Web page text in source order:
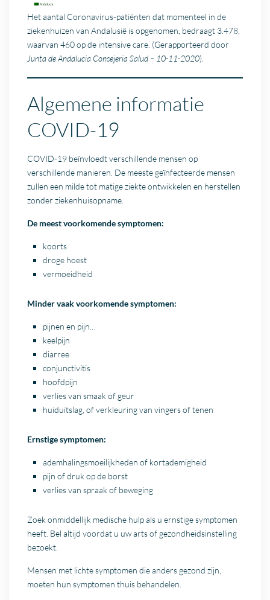
Het aantal Coronavirus-patiënten dat momenteel in de
ziekenhuizen van Andalusië is opgenomen, bedraagt 3.478,
waarvan 460 op de intensive care. (Gerapporteerd door
Junta de Andalucia Consejeria Salud – 10-11-2020).
Algemene informatie
COVID-19
COVID-19 beïnvloedt verschillende mensen op
verschillende manieren. De meeste geïnfecteerde mensen
zullen een milde tot matige ziekte ontwikkelen en herstellen
zonder ziekenhuisopname.
De meest voorkomende symptomen:
koorts
droge hoest
vermoeidheid
Minder vaak voorkomende symptomen:
pijnen en pijn…
keelpijn
diarree
conjunctivitis
hoofdpijn
verlies van smaak of geur
huiduitslag, of verkleuring van vingers of tenen
Ernstige symptomen:
ademhalingsmoeilijkheden of kortademigheid
pijn of druk op de borst
verlies van spraak of beweging
Zoek onmiddellijk medische hulp als u ernstige symptomen
heeft. Bel altijd voordat u uw arts of gezondheidsinstelling
bezoekt.
Mensen met lichte symptomen die anders gezond zijn,
moeten hun symptomen thuis behandelen.